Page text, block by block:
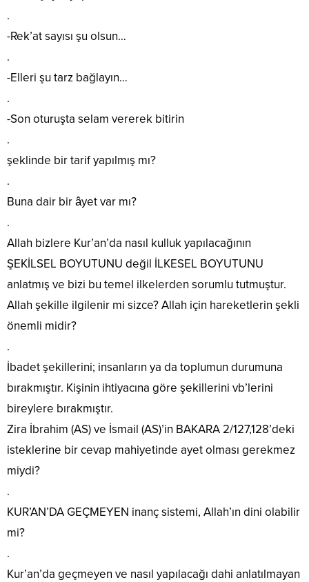
.
-Rek’at sayısı şu olsun…
.
-Elleri şu tarz bağlayın…
.
-Son oturuşta selam vererek bitirin
.
şeklinde bir tarif yapılmış mı?
.
Buna dair bir âyet var mı?
.
Allah bizlere Kur’an’da nasıl kulluk yapılacağının
ŞEKİLSEL BOYUTUNU değil İLKESEL BOYUTUNU
anlatmış ve bizi bu temel ilkelerden sorumlu tutmuştur.
Allah şekille ilgilenir mi sizce? Allah için hareketlerin şekli
önemli midir?
.
İbadet şekillerini; insanların ya da toplumun durumuna
bırakmıştır. Kişinin ihtiyacına göre şekillerini vb’lerini
bireylere bırakmıştır.
Zira İbrahim (AS) ve İsmail (AS)’in BAKARA 2/127,128’deki
isteklerine bir cevap mahiyetinde ayet olması gerekmez
miydi?
.
KUR’AN’DA GEÇMEYEN inanç sistemi, Allah’ın dini olabilir
mi?
.
Kur’an’da geçmeyen ve nasıl yapılacağı dahi anlatılmayan